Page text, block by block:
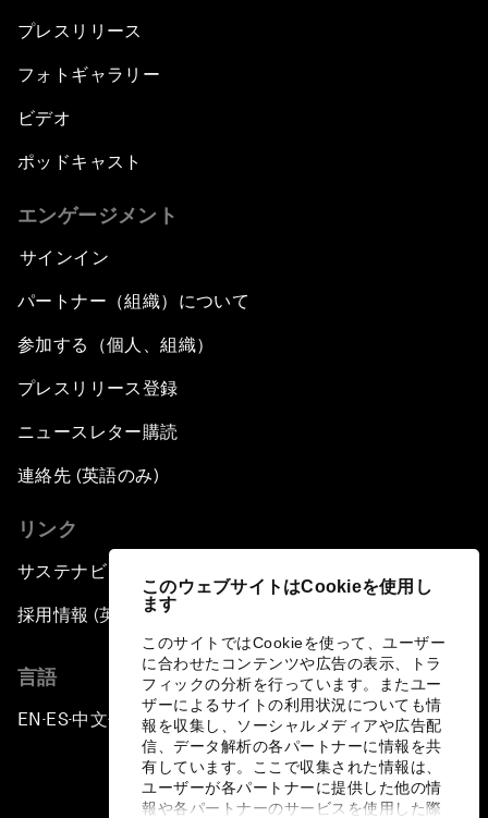
このウェブサイトはCookieを使用し
ます
このサイトではCookieを使って、ユーザー
に合わせたコンテンツや広告の表示、トラ
フィックの分析を行っています。またユー
ザーによるサイトの利用状況についても情
報を収集し、ソーシャルメディアや広告配
信、データ解析の各パートナーに情報を共
有しています。ここで収集された情報は、
ユーザーが各パートナーに提供した他の情
報や各パートナーのサービスを使用した際
プレスリリース
フォトギャラリー
ビデオ
ポッドキャスト
エンゲージメント
サインイン
パートナー（組織）について
参加する（個人、組織）
プレスリリース登録
ニュースレター購読
連絡先 (英語のみ)
リンク
サステナビリティへの取り組み
採用情報 (英語のみ)
言語
EN ▪ ES▪中文▪ 日本語